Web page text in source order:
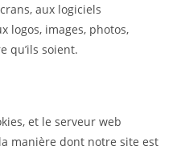
aux logiciels
logos, images, photos,
qu’ils soient.
et le serveur web
manière dont notre site est